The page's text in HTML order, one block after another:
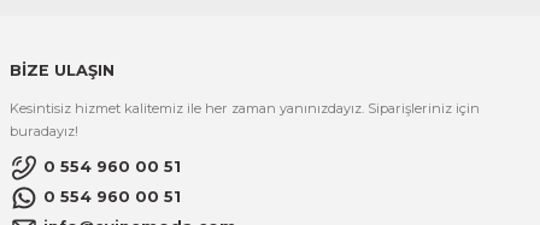
BİZE ULAŞIN
Kesintisiz hizmet kalitemiz ile her zaman yanınızdayız. Siparişleriniz için
buradayız!
0 554 960 00 51
0 554 960 00 51